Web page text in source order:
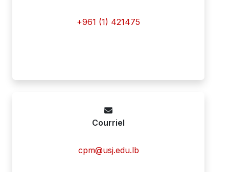
+961 (1) 421475
Courriel
cpm@usj.edu.lb